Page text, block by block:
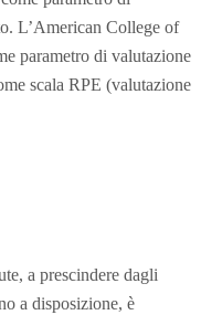
L’American College of
parametro di valutazione
scala RPE (valutazione
a prescindere dagli
a disposizione, è